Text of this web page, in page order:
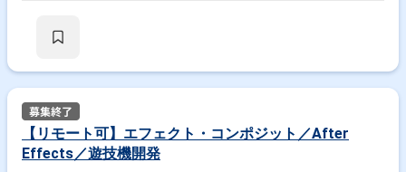
【リモート可】エフェクト・コンポジット／After
Effects／遊技機開発